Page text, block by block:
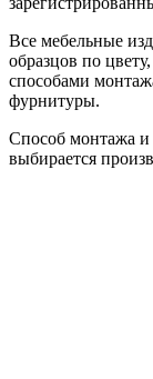
Все мебельные
образцов по
способами
фурнитуры.
Способ монтажа и
выбирается